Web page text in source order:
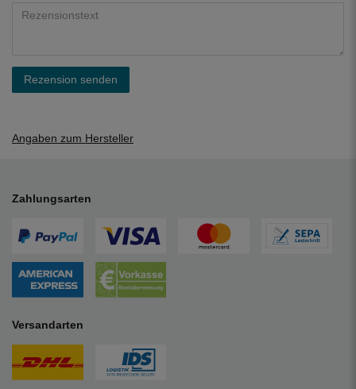
Rezension senden
Angaben zum Hersteller
Zahlungsarten
Versandarten